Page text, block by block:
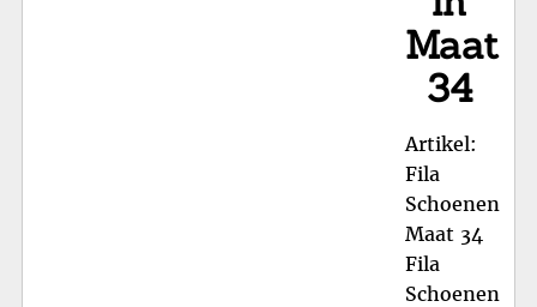
Maat
34
Artikel:
Fila
Schoenen
Maat 34
Fila
Schoenen